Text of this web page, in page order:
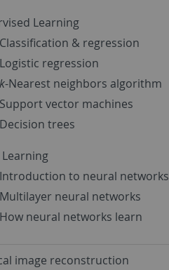
Learning
Classification & regression
Logistic regression
k-Nearest neighbors algorithm
Support vector machines
Decision trees
Introduction to neural networks
Multilayer neural networks
How neural networks learn
image reconstruction